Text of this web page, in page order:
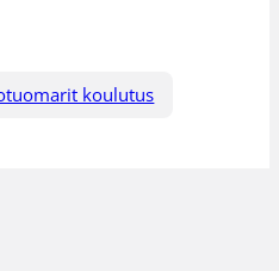
koulutus